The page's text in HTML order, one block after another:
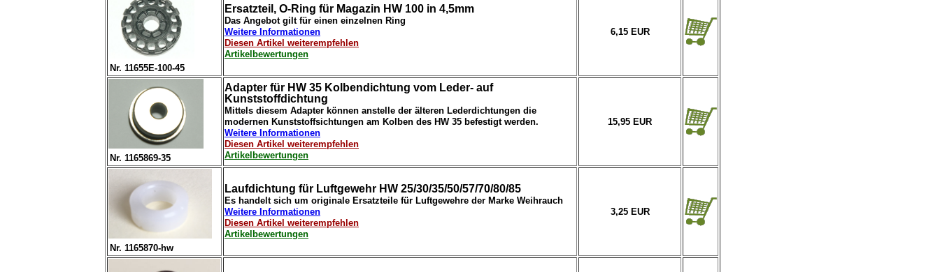
Nr. 11655E-100-45
Ersatzteil, O-Ring für Magazin HW 100 in 4,5mm
Das Angebot gilt für einen einzelnen Ring
Weitere Informationen
Diesen Artikel weiterempfehlen
Artikelbewertungen
6,15 EUR
Nr. 1165869-35
Adapter für HW 35 Kolbendichtung vom Leder- auf
Kunststoffdichtung
Mittels diesem Adapter können anstelle der älteren Lederdichtungen die
modernen Kunststoffsichtungen am Kolben des HW 35 befestigt werden.
Weitere Informationen
Diesen Artikel weiterempfehlen
Artikelbewertungen
15,95 EUR
Nr. 1165870-hw
Laufdichtung für Luftgewehr HW 25/30/35/50/57/70/80/85
Es handelt sich um originale Ersatzteile für Luftgewehre der Marke Weihrauch
Weitere Informationen
Diesen Artikel weiterempfehlen
Artikelbewertungen
3,25 EUR